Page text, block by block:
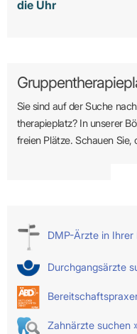
die Uhr
Sie sind auf der Suche
therapie­platz? In unserer
freien Plätze. Schauen Sie,
DMP-Ärzte in Ihrer
Durchgangsärzte
Zahnärzte suchen